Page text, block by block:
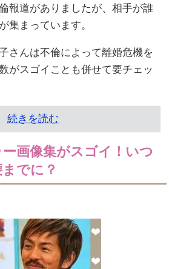
報道がありましたが、相手が誰
集まっています。
さんは不倫によって離婚危機を
がスゴイことも併せて要チェッ
続きを読む
画像集がスゴイ！いつ
でに？